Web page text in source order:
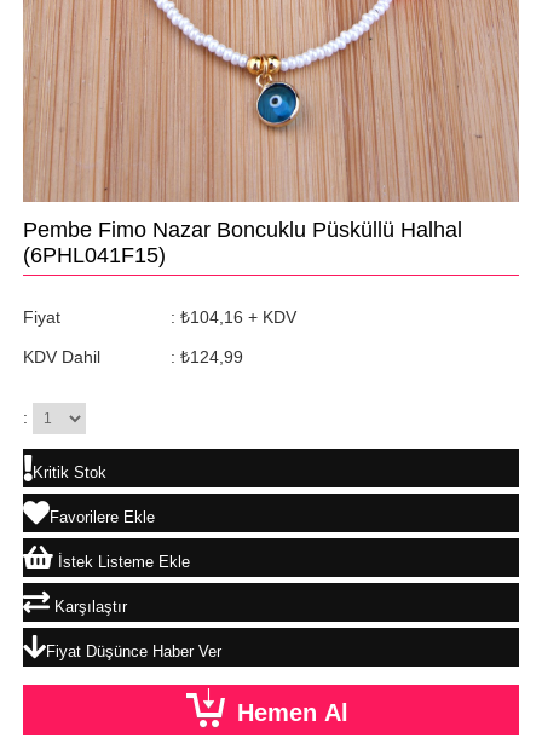
Pembe Fimo Nazar Boncuklu Püsküllü Halhal
(6PHL041F15)
Fiyat : ₺104,16 + KDV
KDV Dahil : ₺124,99
:
Kritik Stok
Favorilere Ekle
İstek Listeme Ekle
Karşılaştır
Fiyat Düşünce Haber Ver